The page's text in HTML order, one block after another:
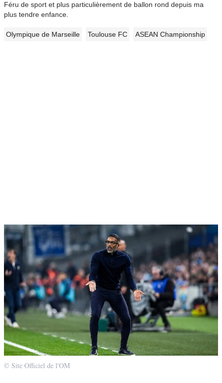
Féru de sport et plus particulièrement de ballon rond depuis ma
plus tendre enfance.
Olympique de Marseille Toulouse FC ASEAN Championship
© Site Officiel de l'OM